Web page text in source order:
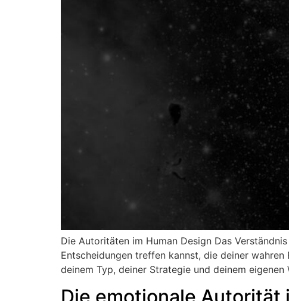
Die Autoritäten im Human Design Das
Entscheidungen treffen kannst, die deiner
deinem Typ, deiner Strategie und deinem